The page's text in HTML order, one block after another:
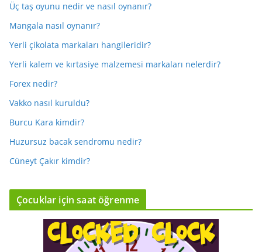
Üç taş oyunu nedir ve nasıl oynanır?
Mangala nasıl oynanır?
Yerli çikolata markaları hangileridir?
Yerli kalem ve kırtasiye malzemesi markaları nelerdir?
Forex nedir?
Vakko nasıl kuruldu?
Burcu Kara kimdir?
Huzursuz bacak sendromu nedir?
Cüneyt Çakır kimdir?
Çocuklar için saat öğrenme